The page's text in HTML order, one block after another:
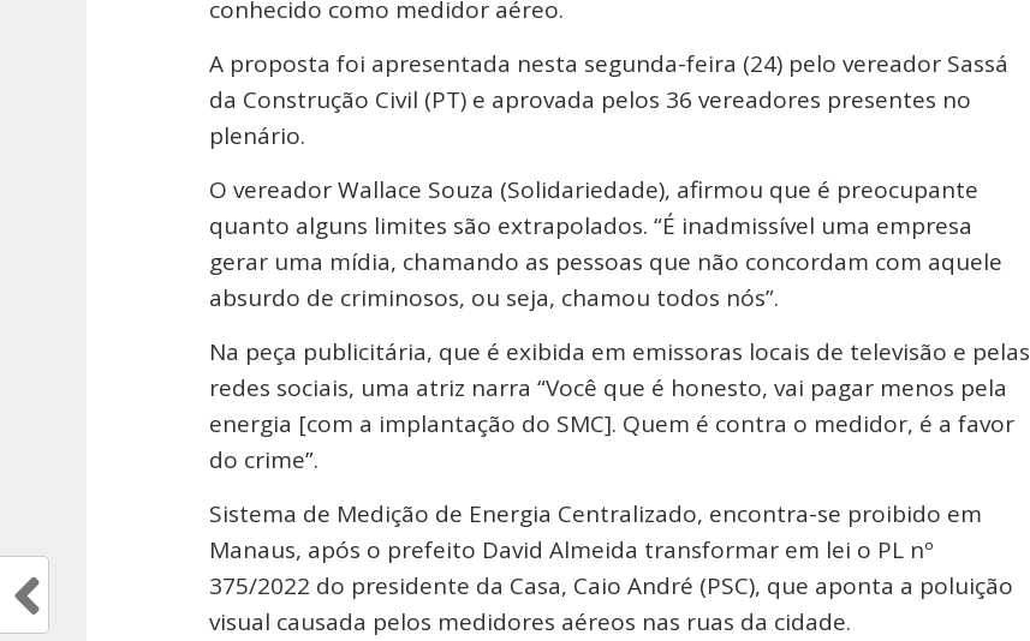
conhecido como medidor aéreo.
A proposta foi apresentada nesta segunda-feira (24) pelo vereador Sassá
da Construção Civil (PT) e aprovada pelos 36 vereadores presentes no
plenário.
O vereador Wallace Souza (Solidariedade), afirmou que é preocupante
quanto alguns limites são extrapolados. “É inadmissível uma empresa
gerar uma mídia, chamando as pessoas que não concordam com aquele
absurdo de criminosos, ou seja, chamou todos nós”.
Na peça publicitária, que é exibida em emissoras locais de televisão e pelas
redes sociais, uma atriz narra “Você que é honesto, vai pagar menos pela
energia [com a implantação do SMC]. Quem é contra o medidor, é a favor
do crime”.
Sistema de Medição de Energia Centralizado, encontra-se proibido em
Manaus, após o prefeito David Almeida transformar em lei o PL nº
375/2022 do presidente da Casa, Caio André (PSC), que aponta a poluição
visual causada pelos medidores aéreos nas ruas da cidade.